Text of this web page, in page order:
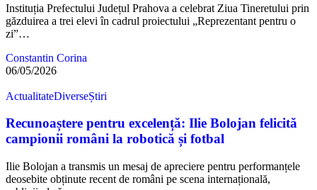
Instituția Prefectului Județul Prahova a celebrat Ziua Tineretului prin
găzduirea a trei elevi în cadrul proiectului „Reprezentant pentru o
zi”…
Constantin Corina
06/05/2026
ActualitateDiverseȘtiri
Recunoaștere pentru excelență: Ilie Bolojan felicită
campionii români la robotică și fotbal
Ilie Bolojan a transmis un mesaj de apreciere pentru performanțele
deosebite obținute recent de români pe scena internațională,